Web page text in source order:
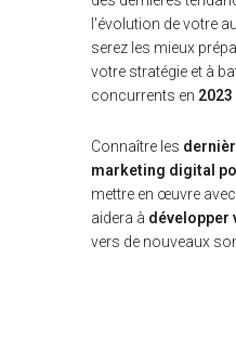
l'évolution de votre
serez les mieux
votre stratégie et à
concurrents en 2023
Connaître les
marketing digital
mettre en œuvre
aidera à développer
vers de nouveaux